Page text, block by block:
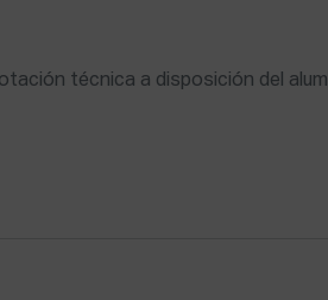
técnica a disposición del